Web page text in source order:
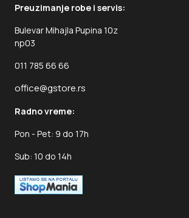
Preuzimanje robe i servis:
Bulevar Mihajla Pupina 10z
np03
011 785 66 66
office@gstore.rs
Radno vreme:
Pon - Pet: 9 do 17h
Sub: 10 do 14h